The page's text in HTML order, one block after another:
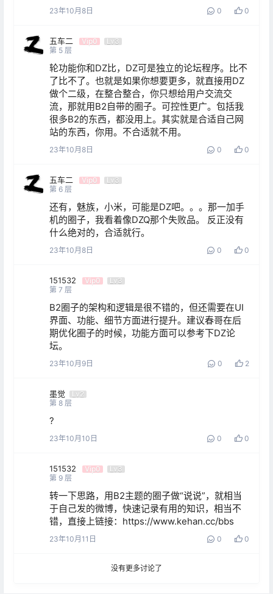
23年10月8日 0 0
五车二 Vip0
Lv3
第 5 层
轮功能你和DZ比，DZ可是独立的论坛程序。比不
了比不了。也就是如果你想要更多，就直接用DZ
做个二级，在整合整合，你只想给用户交流交
流，那就用B2自带的圈子。可控性更广。包括我
很多B2的东西，都没用上。其实就是合适自己网
站的东西，你用。不合适就不用。
23年10月8日 0 0
五车二 Vip0
Lv3
第 6 层
还有，魅族，小米，可能是DZ吧。。。那一加手
机的圈子，我看着像DZQ那个失败品。 反正没有
什么绝对的，合适就行。
23年10月8日 0 0
151532 Vip0
Lv3
第 7 层
B2圈子的架构和逻辑是很不错的，但还需要在UI
界面、功能、细节方面进行提升。建议春哥在后
期优化圈子的时候，功能方面可以参考下DZ论
坛。
23年10月9日 0 2
墨觉
Lv2
第 8 层
?
23年10月10日 0 0
151532 Vip0
Lv3
第 9 层
转一下思路，用B2主题的圈子做“说说”，就相当
于自己发的微博，快速记录有用的知识，相当不
错，直接上链接：https://www.kehan.cc/bbs
23年10月11日 0 0
没有更多讨论了